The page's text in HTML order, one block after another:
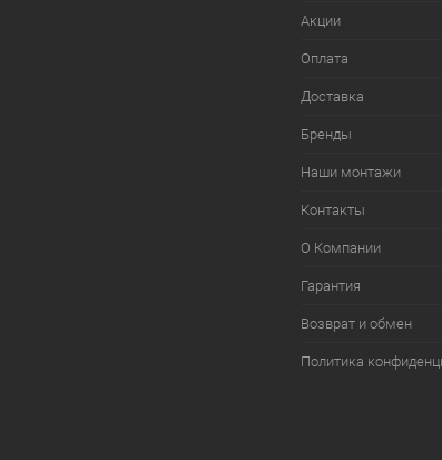
Акции
Оплата
Доставка
Бренды
Наши монтажи
Контакты
О Компании
Гарантия
Возврат и обмен
Политика